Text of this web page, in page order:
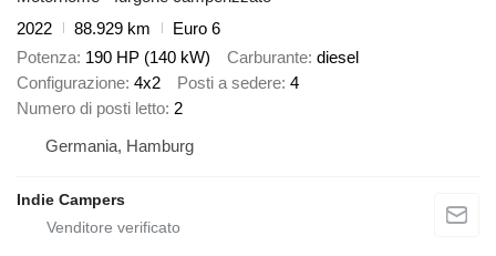
2022
88.929 km
Euro 6
Potenza 190 HP (140 kW) Carburante diesel
Configurazione 4x2 Posti a sedere 4
Numero di posti letto 2
Germania, Hamburg
Indie Campers